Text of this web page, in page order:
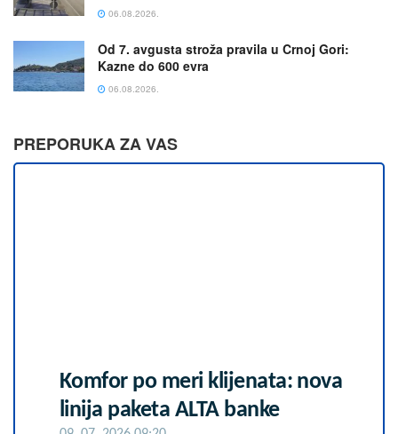
06.08.2026.
Od 7. avgusta stroža pravila u Crnoj Gori:
Kazne do 600 evra
06.08.2026.
PREPORUKA ZA VAS
Komfor po meri klijenata: nova
linija paketa ALTA banke